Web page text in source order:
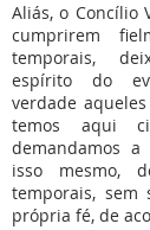
Aliás, o Concílio
cumprirem
temporais,
espírito do
verdade
temos aqui
demandamos
isso mesmo,
temporais,
própria fé, de